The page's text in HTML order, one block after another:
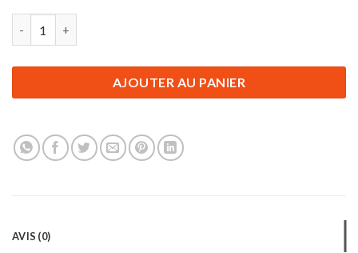
AJOUTER AU PANIER
AVIS (0)